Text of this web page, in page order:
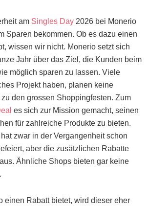
am Singles Day 2026 bei Monerio
Sparen bekommen. Ob es dazu einen
wissen wir nicht. Monerio setzt sich
Jahr über das Ziel, die Kunden beim
möglich sparen zu lassen. Viele
Projekt haben, planen keine
den grossen Shoppingfesten. Zum
es sich zur Mission gemacht, seinen
für zahlreiche Produkte zu bieten.
zwar in der Vergangenheit schon
aber die zusätzlichen Rabatte
Ähnliche Shops bieten gar keine
einen Rabatt bietet, wird dieser eher